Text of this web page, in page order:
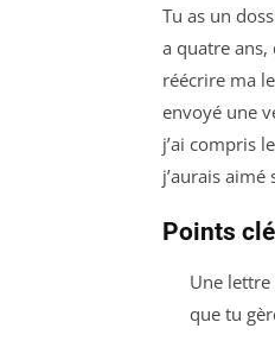
Tu as un
a quatre ans,
réécrire ma
envoyé une
j’ai compris
j’aurais aimé
Points
Une
que tu